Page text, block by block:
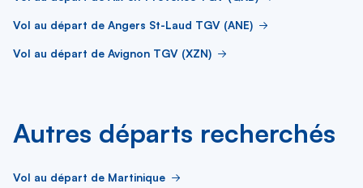
Vol au départ de Angers St-Laud TGV (ANE)
Vol au départ de Avignon TGV (XZN)
Autres départs recherchés
Vol au départ de Martinique